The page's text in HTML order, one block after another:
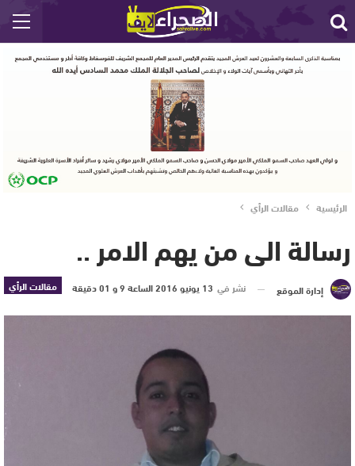
الرئيسية مقالات الرأي
رسالة الى من يهم الامر ..
مقالات الرأي إدارة الموقع نشر في 13 يونيو 2016 الساعة 9 و 01 دقيقة